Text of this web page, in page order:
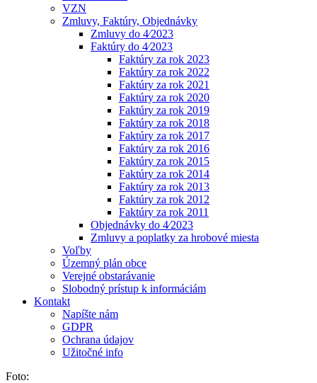
VZN
Zmluvy, Faktúry, Objednávky
Zmluvy do 4⁄2023
Faktúry do 4⁄2023
Faktúry za rok 2023
Faktúry za rok 2022
Faktúry za rok 2021
Faktúry za rok 2020
Faktúry za rok 2019
Faktúry za rok 2018
Faktúry za rok 2017
Faktúry za rok 2016
Faktúry za rok 2015
Faktúry za rok 2014
Faktúry za rok 2013
Faktúry za rok 2012
Faktúry za rok 2011
Objednávky do 4⁄2023
Zmluvy a poplatky za hrobové miesta
Voľby
Územný plán obce
Verejné obstarávanie
Slobodný prístup k informáciám
Kontakt
Napíšte nám
GDPR
Ochrana údajov
Užitočné info
Foto: